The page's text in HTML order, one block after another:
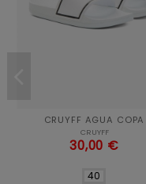
CRUYFF AGUA COPA
CRUYFF
30,00 €
40